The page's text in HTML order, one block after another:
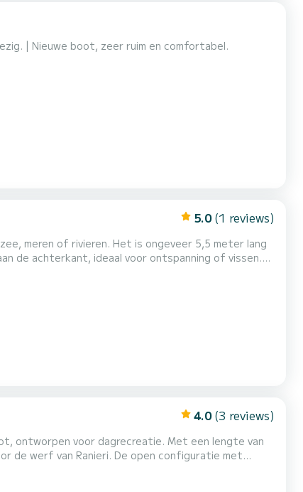
| Nieuwe boot, zeer ruim en comfortabel.
5.0 (1 reviews)
meren of rivieren. Het is ongeveer 5,5 meter lang
de achterkant, ideaal voor ontspanning of vissen.
met respect voor het milieu, perfect voor wie op
motor is het beheer eenvoudig en zijn de...
4.0 (3 reviews)
ontworpen voor dagrecreatie. Met een lengte van
de werf van Ranieri. De open configuratie met
de categorie. Uitgerust met een
varen in beschermde gebieden of meren waar